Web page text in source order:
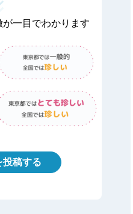
が一目でわかります
投稿する